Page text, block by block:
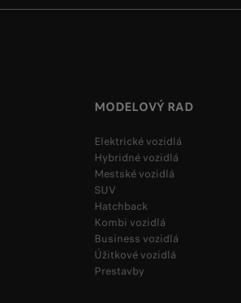
MODELOVÝ RAD
Elektrické vozidlá
Hybridné vozidlá
Mestské vozidlá
SUV
Hatchback
Kombi vozidlá
Business vozidlá
Úžitkové vozidlá
Prestavby